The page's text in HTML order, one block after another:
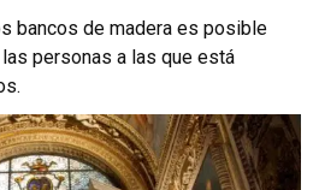
bancos de madera es posible
personas a las que está